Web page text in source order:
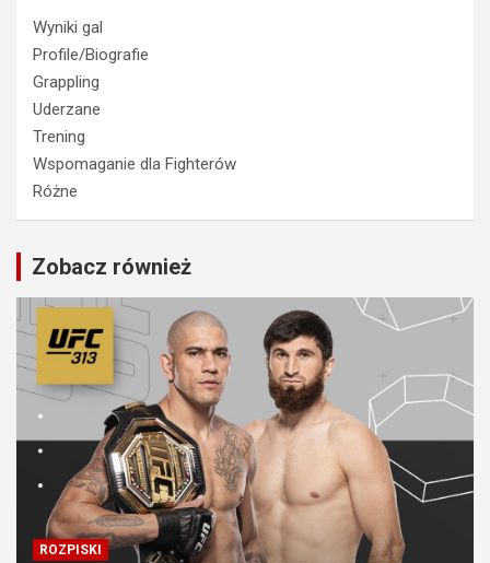
Wyniki gal
Profile/Biografie
Grappling
Uderzane
Trening
Wspomaganie dla Fighterów
Różne
Zobacz również
ROZPISKI